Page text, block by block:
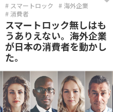
スマートロック
海外企業
消費者
スマートロック無しはも
うありえない。海外企業
が日本の消費者を動かし
た。